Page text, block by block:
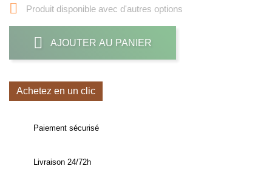
 Produit disponible avec d'autres options
AJOUTER AU PANIER
Achetez en un clic
Paiement sécurisé
Livraison 24/72h